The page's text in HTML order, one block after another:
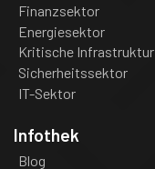
Finanzsektor
Energiesektor
Kritische Infrastruktur
Sicherheitssektor
IT-Sektor
Infothek
Blog